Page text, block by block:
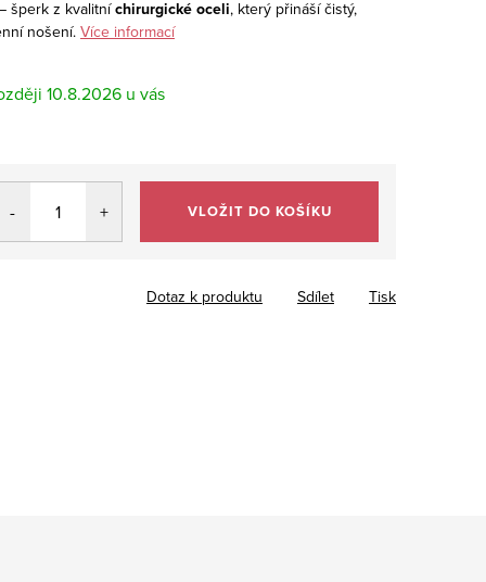
šperk z kvalitníchirurgické oceli, který přináší čistý,
nošení. Více informací
10.8.2026
VLOŽIT DO KOŠÍKU
Tisk
Dotaz k produktu Sdílet